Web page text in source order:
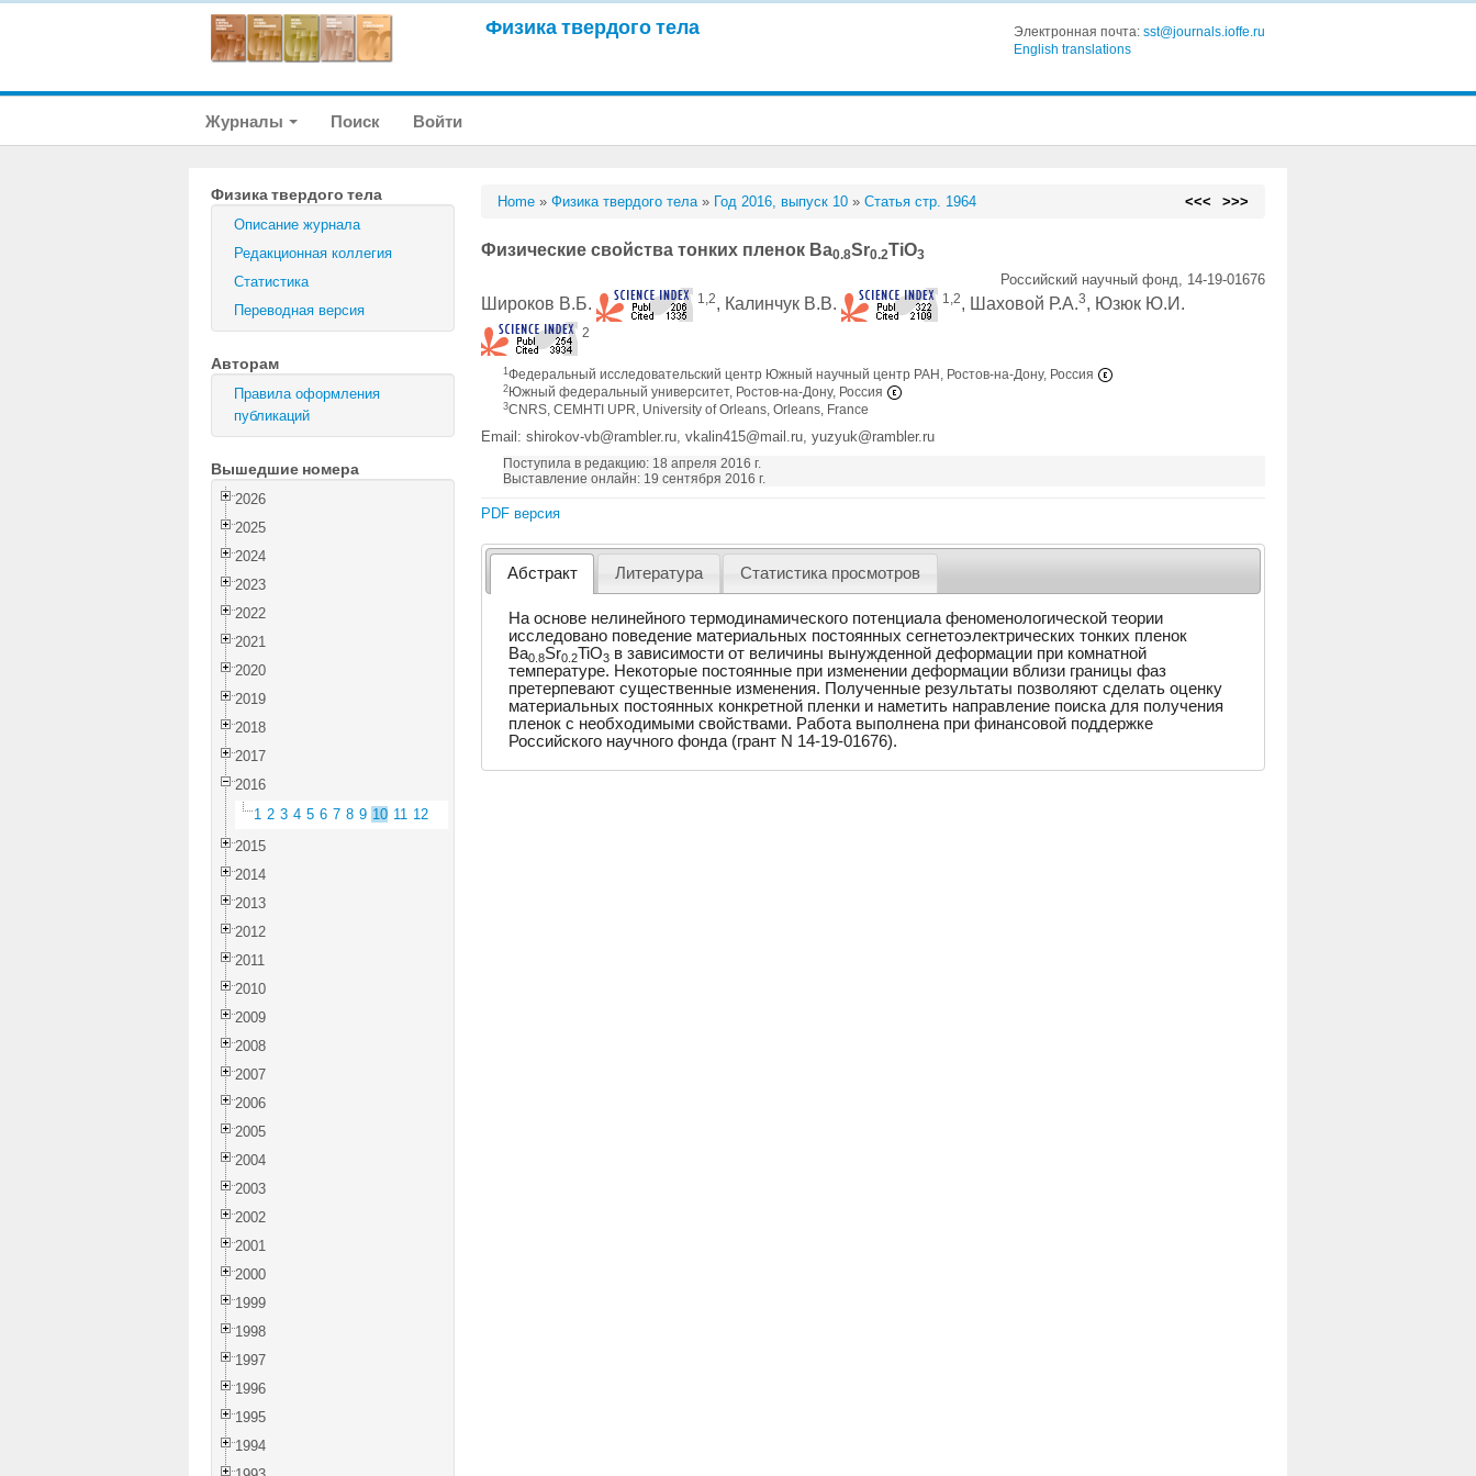
Физика твердого тела Электронная почта: sst@journals.ioffe.ru
English translations
Журналы Поиск Войти
Физика твердого тела
Описание журнала
Редакционная коллегия
Статистика
Переводная версия
Авторам
Правила оформления
публикаций
Вышедшие номера
2026
2025
2024
2023
2022
2021
2020
2019
2018
2017
2016
1 2 3 4 5 6 7 8 9 10 11 12
2015
2014
2013
2012
2011
2010
2009
2008
2007
2006
2005
2004
2003
2002
2001
2000
1999
1998
1997
1996
1995
1994
Home »Физика твердого тела» Год 2016, выпуск 10 »Статья стр. 1964 <<< >>>
Физические свойства тонких пленок Ba0.8Sr0.2TiO3
Российский научный фонд, 14-19-01676
Широков В.Б. 1,2, Калинчук В.В. 1,2, Шаховой Р.А.3, Юзюк Ю.И.
2
1Федеральный исследовательский центр Южный научный центр РАН, Ростов-на-Дону, Россия
2 Южный федеральный университет, Ростов-на-Дону, Россия
3CNRS, CEMHTI UPR, University of Orleans, Orleans, France
Email: shirokov-vb@rambler.ru, vkalin415@mail.ru, yuzyuk@rambler.ru
Поступила в редакцию: 18 апреля 2016 г.
Выставление онлайн: 19 сентября 2016 г.
PDF версия
Абстракт Литература Статистика просмотров
На основе нелинейного термодинамического потенциала феноменологической теории
исследовано поведение материальных постоянных сегнетоэлектрических тонких пленок
Ba0.8Sr0.2TiO3в зависимости от величины вынужденной деформации при комнатной
температуре. Некоторые постоянные при изменении деформации вблизи границы фаз
претерпевают существенные изменения. Полученные результаты позволяют сделать оценку
материальных постоянных конкретной пленки и наметить направление поиска для получения
пленок с необходимыми свойствами. Работа выполнена при финансовой поддержке
Российского научного фонда (грант N 14-19-01676).